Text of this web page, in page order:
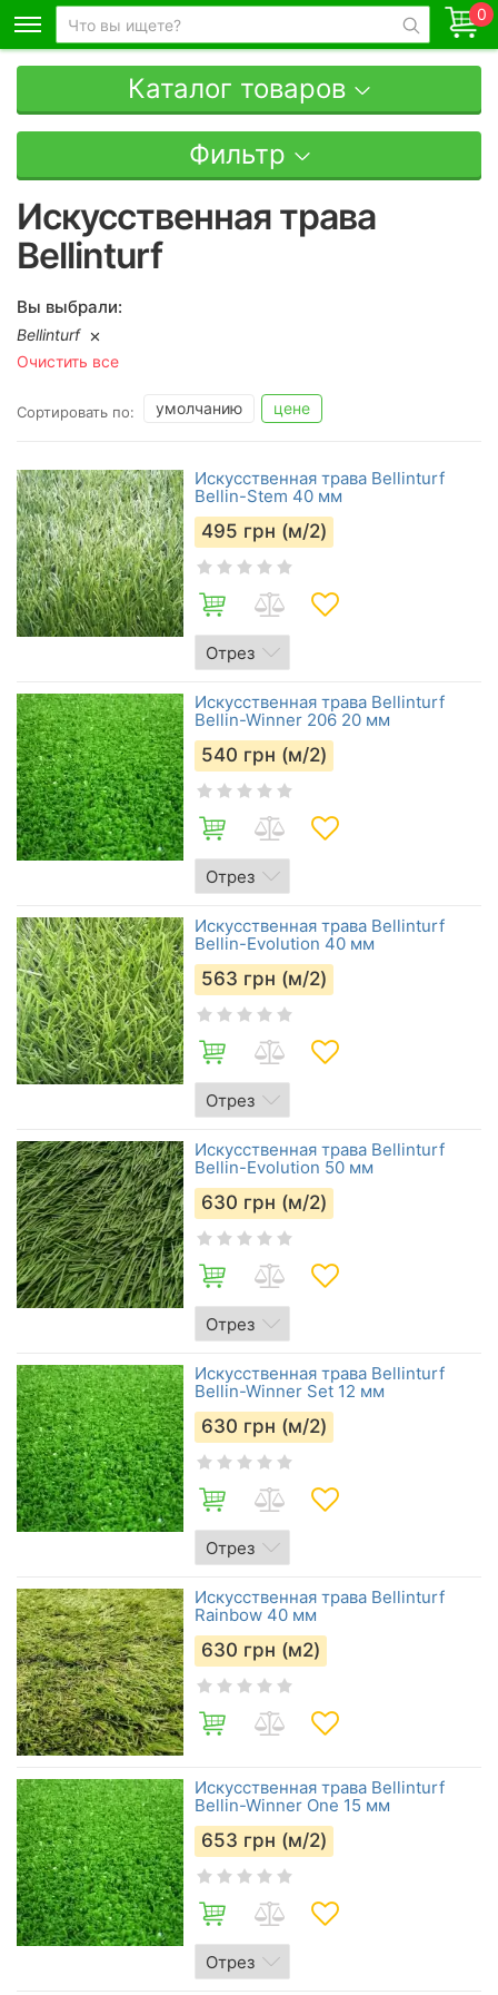
0
Каталог товаров
Фильтр
Искусственная трава
Bellinturf
Вы выбрали:
Bellinturf
Очистить все
Сортировать по: умолчанию цене
Искусственная трава Bellinturf
Bellin-Stem 40 мм
495 грн (м/2)
Искусственная трава Bellinturf
Bellin-Winner 206 20 мм
540 грн (м/2)
Искусственная трава Bellinturf
Bellin-Evolution 40 мм
563 грн (м/2)
Искусственная трава Bellinturf
Bellin-Evolution 50 мм
630 грн (м/2)
Искусственная трава Bellinturf
Bellin-Winner Set 12 мм
630 грн (м/2)
Искусственная трава Bellinturf
Rainbow 40 мм
630 грн (м2)
Искусственная трава Bellinturf
Bellin-Winner One 15 мм
653 грн (м/2)